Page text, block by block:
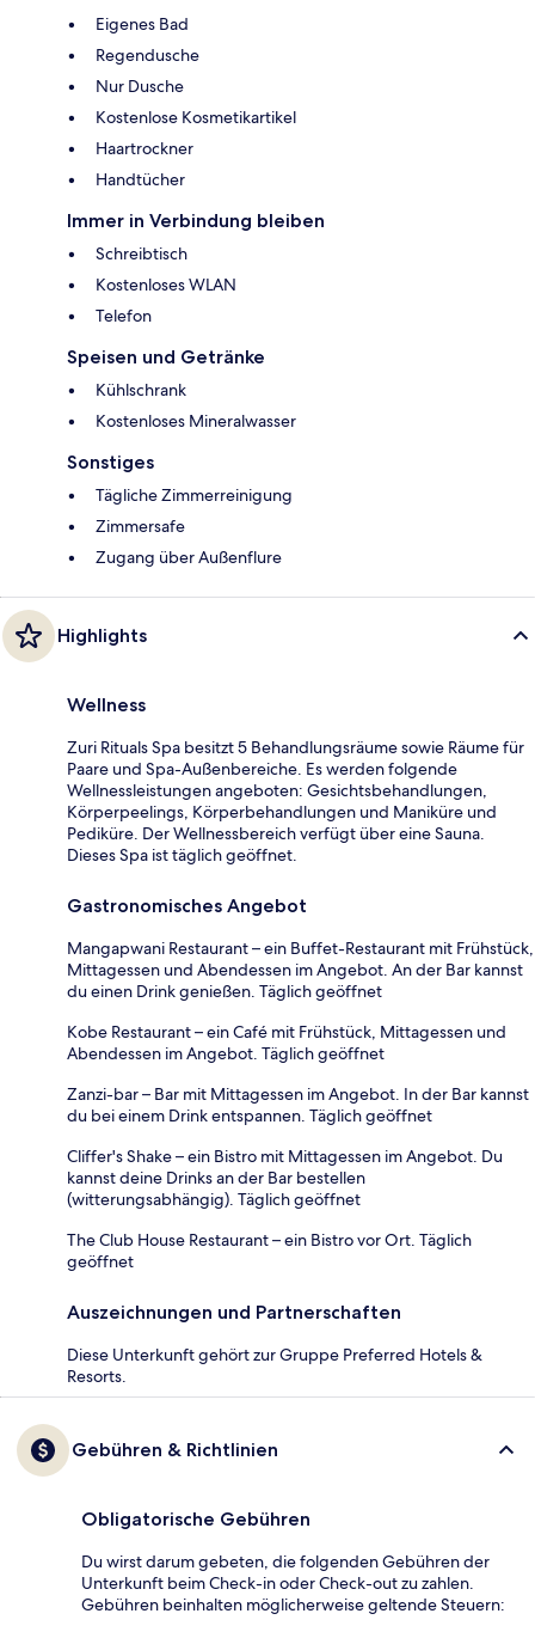
Eigenes Bad
Regendusche
Nur Dusche
Kostenlose Kosmetikartikel
Haartrockner
Handtücher
Immer in Verbindung bleiben
Schreibtisch
Kostenloses WLAN
Telefon
Speisen und Getränke
Kühlschrank
Kostenloses Mineralwasser
Sonstiges
Tägliche Zimmerreinigung
Zimmersafe
Zugang über Außenflure
Highlights
Wellness
Zuri Rituals Spa besitzt 5 Behandlungsräume sowie Räume für
Paare und Spa-Außenbereiche. Es werden folgende
Wellnessleistungen angeboten: Gesichtsbehandlungen,
Körperpeelings, Körperbehandlungen und Maniküre und
Pediküre. Der Wellnessbereich verfügt über eine Sauna.
Dieses Spa ist täglich geöffnet.
Gastronomisches Angebot
Mangapwani Restaurant – ein Buffet-Restaurant mit Frühstück,
Mittagessen und Abendessen im Angebot. An der Bar kannst
du einen Drink genießen. Täglich geöffnet
Kobe Restaurant – ein Café mit Frühstück, Mittagessen und
Abendessen im Angebot. Täglich geöffnet
Zanzi-bar – Bar mit Mittagessen im Angebot. In der Bar kannst
du bei einem Drink entspannen. Täglich geöffnet
Cliffer's Shake – ein Bistro mit Mittagessen im Angebot. Du
kannst deine Drinks an der Bar bestellen
(witterungsabhängig). Täglich geöffnet
The Club House Restaurant – ein Bistro vor Ort. Täglich
geöffnet
Auszeichnungen und Partnerschaften
Diese Unterkunft gehört zur Gruppe Preferred Hotels &
Resorts.
Gebühren & Richtlinien
Obligatorische Gebühren
Du wirst darum gebeten, die folgenden Gebühren der
Unterkunft beim Check-in oder Check-out zu zahlen.
Gebühren beinhalten möglicherweise geltende Steuern: